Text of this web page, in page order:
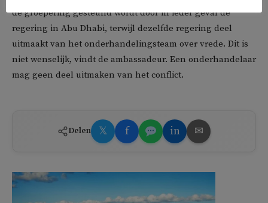
de groepering gesteund wordt door in ieder geval de
regering in Abu Dhabi, terwijl dezelfde regering deel
uitmaakt van het onderhandelingsteam over vrede. Dit is
niet wenselijk, vindt de ambassadeur. Een onderhandelaar
mag geen deel uitmaken van het conflict.
Delen 𝕏 f in ✉